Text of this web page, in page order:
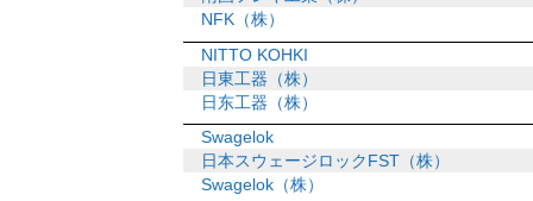
NFK（株）
NITTO KOHKI
日東工器（株）
日东工器（株）
Swagelok
日本スウェージロックFST（株）
Swagelok（株）